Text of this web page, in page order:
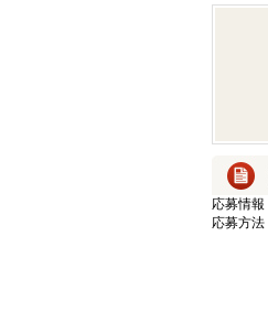
応募情報
応募方法